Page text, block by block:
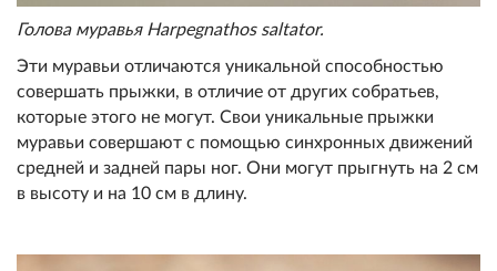
Голова муравья Harpegnathos saltator.
Эти муравьи отличаются уникальной способностью
совершать прыжки, в отличие от других собратьев,
которые этого не могут. Свои уникальные прыжки
муравьи совершают с помощью синхронных движений
средней и задней пары ног. Они могут прыгнуть на 2 см
в высоту и на 10 см в длину.